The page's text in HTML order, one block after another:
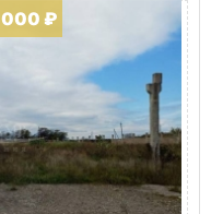
000 ₽